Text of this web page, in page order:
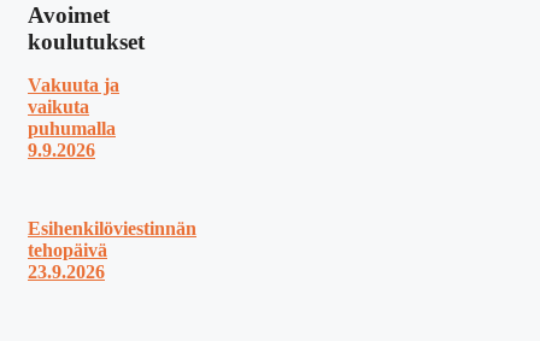
Avoimet
koulutukset
Vakuuta ja
vaikuta
puhumalla
9.9.2026
Esihenkilöviestinnän
tehopäivä
23.9.2026